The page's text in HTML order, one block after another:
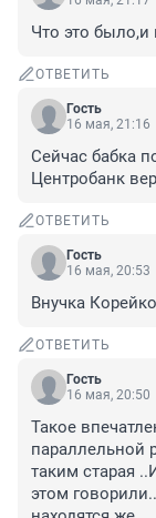
Что это было,и
ОТВЕТИТЬ
Гость
16 мая, 21:16
Сейчас бабка
Центробанк
ОТВЕТИТЬ
Гость
16 мая, 20:53
Внучка
ОТВЕТИТЬ
Гость
16 мая, 20:50
Такое
параллельной
таким старая
этом